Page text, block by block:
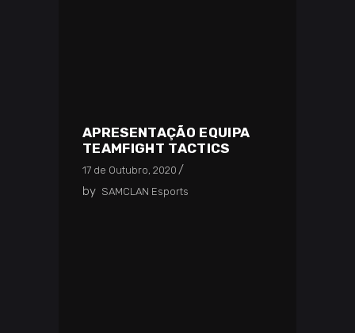
APRESENTAÇÃO EQUIPA
TEAMFIGHT TACTICS
17 de Outubro, 2020
by SAMCLAN Esports